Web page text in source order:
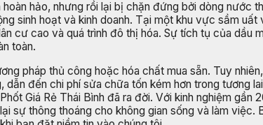
hảo, nhưng rồi lại bị chặn đứng bởi dòng nước
sinh hoạt và kinh doanh. Tại một khu vực sầm
cư cao và quá trình đô thị hóa. Sự tích tụ của dầu
toàn.
pháp thủ công hoặc hóa chất mua sẵn. Tuy
đến chi phí sửa chữa tốn kém hơn trong tương
Giá Rẻ Thái Bình đã ra đời. Với kinh nghiệm
sự thông thoáng cho không gian sống và làm